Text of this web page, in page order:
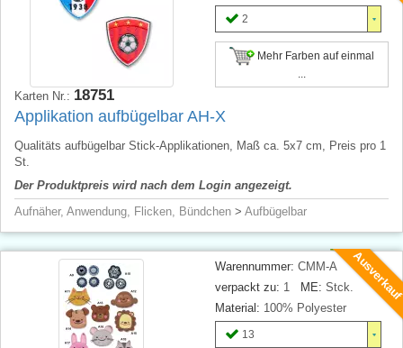
2
Mehr Farben auf einmal
Karten Nr.: 18751
Applikation aufbügelbar AH-X
Qualitäts aufbügelbar Stick-Applikationen, Maß ca. 5x7 cm, Preis pro 1
St.
Der Produktpreis wird nach dem Login angezeigt.
Aufnäher, Anwendung, Flicken, Bündchen > Aufbügelbar
Warennummer: CMM-A
verpackt zu: 1 ME: Stck.
Material: 100% Polyester
13